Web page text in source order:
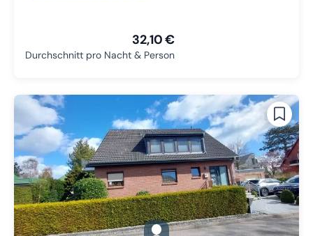
32,10 €
Durchschnitt pro Nacht & Person
gallery.slide_selector